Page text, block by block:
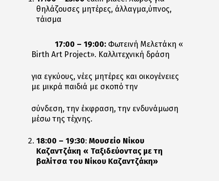
θηλάζουσες μητέρες, άλλαγμα,ύπνος,
τάισμα
17:00 – 19:00: Φωτεινή Mελετάκη «
Birth Art Project». Καλλιτεχνική δράση
για εγκύους, νέες μητέρες και οικογένειες
με μικρά παιδιά με σκοπό την
σύνδεση, την έκφραση, την ενδυνάμωση
μέσω της τέχνης.
18:00 – 19:30: Μουσείο Νίκου
Καζαντζάκη « Ταξιδεύοντας με τη
βαλίτσα του Νίκου Καζαντζάκη»